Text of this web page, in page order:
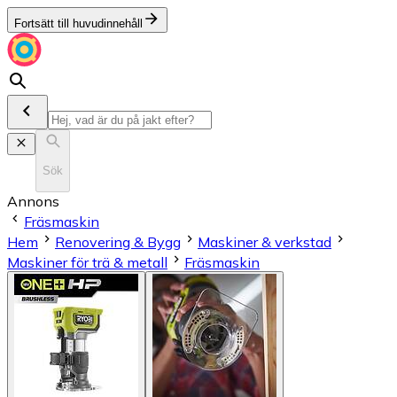
Fortsätt till huvudinnehåll
Sök
Annons
Fräsmaskin
Hem
Renovering & Bygg
Maskiner & verkstad
Maskiner för trä & metall
Fräsmaskin